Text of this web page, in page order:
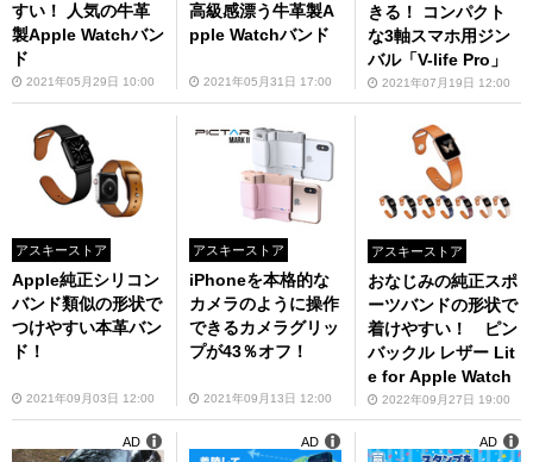
すい！ 人気の牛革
製Apple Watchバン
ド
2021年05月29日 10:00
高級感漂う牛革製A
pple Watchバンド
2021年05月31日 17:00
きる！ コンパクト
な3軸スマホ用ジン
バル「V-life Pro」
2021年07月19日 12:00
アスキーストア
Apple純正シリコン
バンド類似の形状で
つけやすい本革バン
ド！
2021年09月03日 12:00
アスキーストア
iPhoneを本格的な
カメラのように操作
できるカメラグリッ
プが43％オフ！
2021年09月13日 12:00
アスキーストア
おなじみの純正スポ
ーツバンドの形状で
着けやすい！ ピン
バックル レザー Lit
e for Apple Watch
2022年09月27日 19:00
AD AD AD